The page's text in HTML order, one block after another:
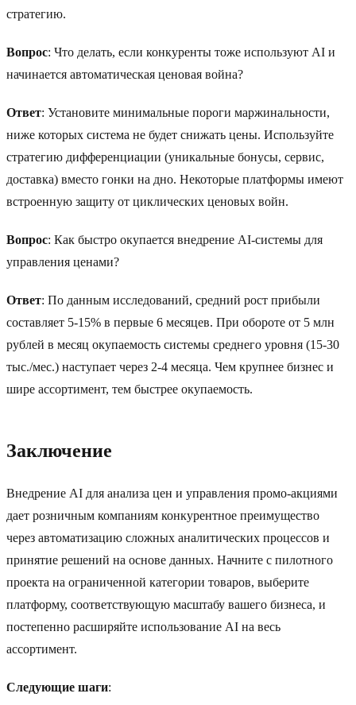
стратегию.
Вопрос: Что делать, если конкуренты тоже используют AI и
начинается автоматическая ценовая война?
Ответ: Установите минимальные пороги маржинальности,
ниже которых система не будет снижать цены. Используйте
стратегию дифференциации (уникальные бонусы, сервис,
доставка) вместо гонки на дно. Некоторые платформы имеют
встроенную защиту от циклических ценовых войн.
Вопрос: Как быстро окупается внедрение AI-системы для
управления ценами?
Ответ: По данным исследований, средний рост прибыли
составляет 5-15% в первые 6 месяцев. При обороте от 5 млн
рублей в месяц окупаемость системы среднего уровня (15-30
тыс./мес.) наступает через 2-4 месяца. Чем крупнее бизнес и
шире ассортимент, тем быстрее окупаемость.
Заключение
Внедрение AI для анализа цен и управления промо-акциями
дает розничным компаниям конкурентное преимущество
через автоматизацию сложных аналитических процессов и
принятие решений на основе данных. Начните с пилотного
проекта на ограниченной категории товаров, выберите
платформу, соответствующую масштабу вашего бизнеса, и
постепенно расширяйте использование AI на весь
ассортимент.
Следующие шаги: